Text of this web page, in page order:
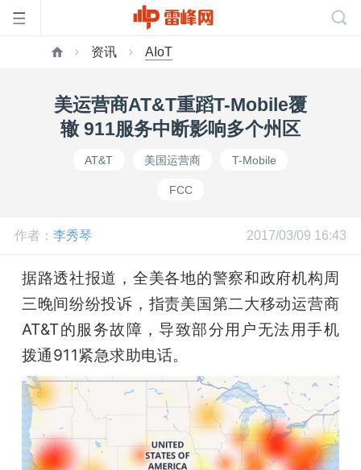
页
公
开
课
活
资讯 AIoT
美运营商AT&T重蹈T-Mobile覆
辙 911服务中断影响多个州区
AT&T 美国运营商 T-Mobile
FCC
作者： 李秀琴 2017/03/09 16:43
据路透社报道，全美各地的警察和政府机构周
三晚间纷纷投诉，指责美国第二大移动运营商
AT&T的服务故障，导致部分用户无法用手机
拨通911紧急求助电话。